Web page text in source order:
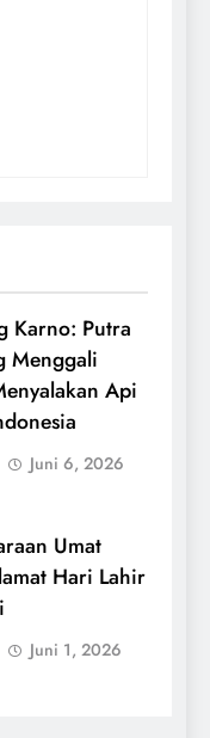
Karno: Putra
Menggali
Api
Juni 6, 2026
Umat
Hari Lahir
Juni 1, 2026